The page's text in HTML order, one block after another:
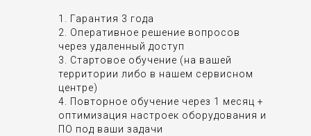
1. Гарантия 3 года
2. Оперативное решение вопросов
через удаленный доступ
3. Стартовое обучение (на вашей
территории либо в нашем сервисном
центре)
4. Повторное обучение через 1 месяц +
оптимизация настроек оборудования и
ПО под ваши задачи